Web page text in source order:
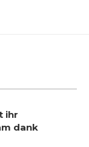
ihr
dank